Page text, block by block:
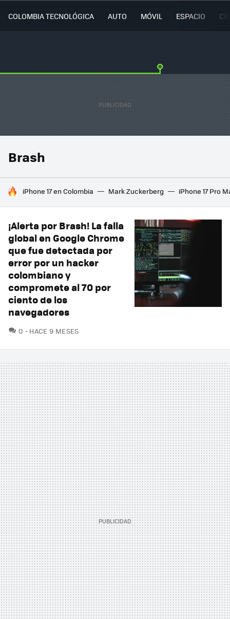
COLOMBIA TECNOLÓGICA AUTO MÓVIL ESPACIO
Brash
HOY SE HABLA DE
iPhone 17 en Colombia Mark Zuckerberg iPhone 17 Pro
¡Alerta por Brash! La falla
global en Google Chrome
que fue detectada por
error por un hacker
colombiano y
compromete al 70 por
ciento de los
navegadores
0 COMENTARIOS
HACE 9 MESES